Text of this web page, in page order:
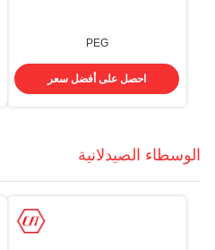
PEG
احصل على أفضل سعر
الوسطاء الصيدلانية